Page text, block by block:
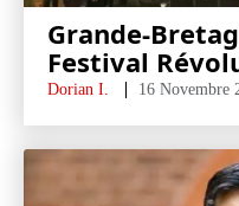
Grande-
Festival
Dorian I. 16 Novembre